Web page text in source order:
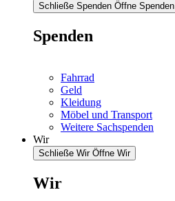
Schließe Spenden Öffne Spenden
Spenden
Fahrrad
Geld
Kleidung
Möbel und Transport
Weitere Sachspenden
Wir
Schließe Wir Öffne Wir
Wir